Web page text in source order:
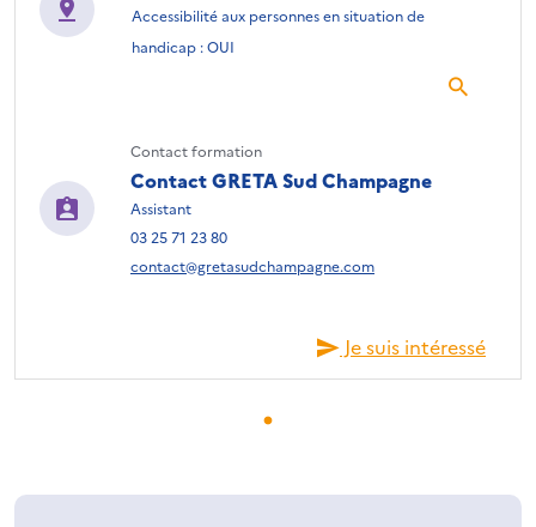
Accessibilité aux personnes en situation de
handicap : OUI
Contact formation
Contact GRETA Sud Champagne
Assistant
03 25 71 23 80
contact@gretasudchampagne.com
Je suis intéressé